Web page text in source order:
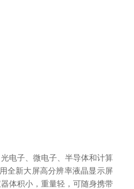
电子、微电子、半导体和计算
全新大屏高分辨率液晶显示屏
体积小，重量轻，可随身携带